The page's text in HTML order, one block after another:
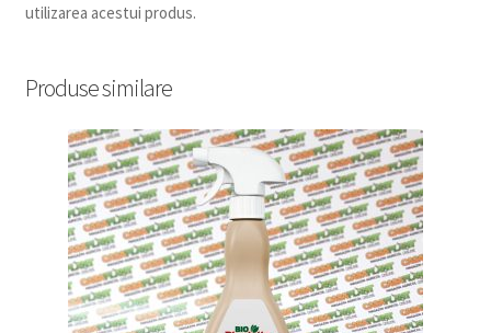
utilizarea acestui produs.
Produse similare